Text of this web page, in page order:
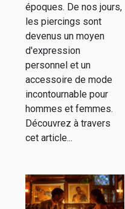
époques. De nos jours,
les piercings sont
devenus un moyen
d'expression
personnel et un
accessoire de mode
incontournable pour
hommes et femmes.
Découvrez à travers
cet article...